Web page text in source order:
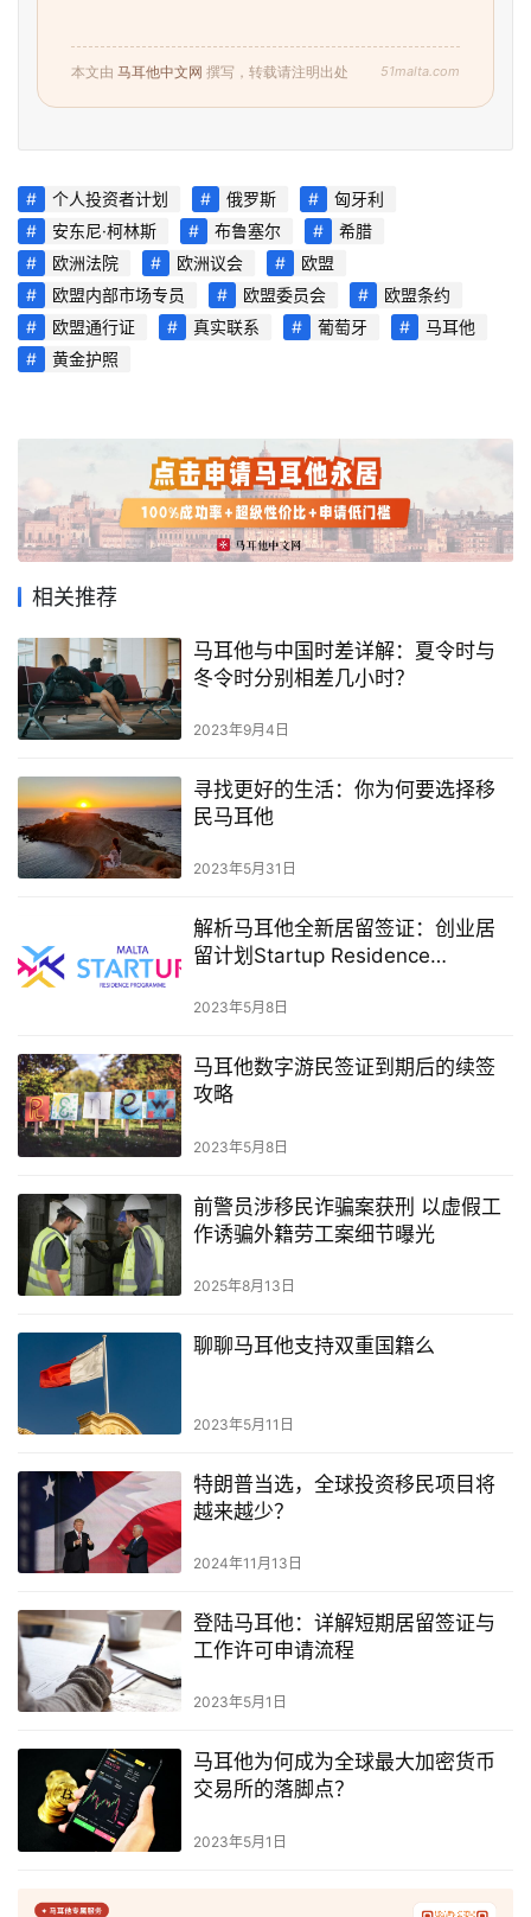
南
马
耳
他
移
民
留
育
址
导
航
本文由 马耳他中文网 撰写，转载请注明出处 51malta.com
个人投资者计划 俄罗斯
匈牙利
安东尼·柯林斯
布鲁塞尔
希腊
欧洲法院
欧洲议会
欧盟
欧盟内部市场专员
欧盟委员会
欧盟条约
欧盟通行证
真实联系 葡萄牙
马耳他
黄金护照
相关推荐
马耳他与中国时差详解：夏令时与
冬令时分别相差几小时？
2023年9月4日
寻找更好的生活：你为何要选择移
民马耳他
2023年5月31日
解析马耳他全新居留签证：创业居
留计划Startup Residence
2023年5月8日
马耳他数字游民签证到期后的续签
攻略
2023年5月8日
前警员涉移民诈骗案获刑 以虚假工
作诱骗外籍劳工案细节曝光
2025年8月13日
聊聊马耳他支持双重国籍么
2023年5月11日
特朗普当选，全球投资移民项目将
越来越少？
2024年11月13日
登陆马耳他：详解短期居留签证与
工作许可申请流程
2023年5月1日
马耳他为何成为全球最大加密货币
交易所的落脚点？
2023年5月1日